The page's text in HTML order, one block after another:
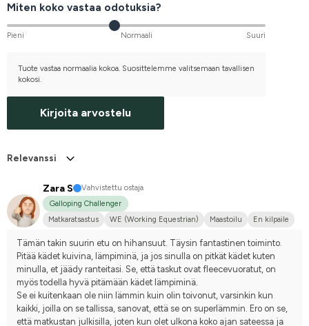
Miten koko vastaa odotuksia?
Pieni Normaali Suuri
Tuote vastaa normaalia kokoa. Suosittelemme valitsemaan tavallisen
kokosi.
Kirjoita arvostelu
Relevanssi
Zara S
Vahvistettu ostaja
Galloping Challenger
Matkaratsastus
WE (Working Equestrian) Maastoilu En kilpaile
Tämän takin suurin etu on hihansuut. Täysin fantastinen toiminto.
Pitää kädet kuivina, lämpiminä, ja jos sinulla on pitkät kädet kuten
minulla, et jäädy ranteitasi. Se, että taskut ovat fleecevuoratut, on
myös todella hyvä pitämään kädet lämpiminä.
Se ei kuitenkaan ole niin lämmin kuin olin toivonut, varsinkin kun
kaikki, joilla on se tallissa, sanovat, että se on superlämmin. Ero on se,
että matkustan julkisilla, joten kun olet ulkona koko ajan sateessa ja